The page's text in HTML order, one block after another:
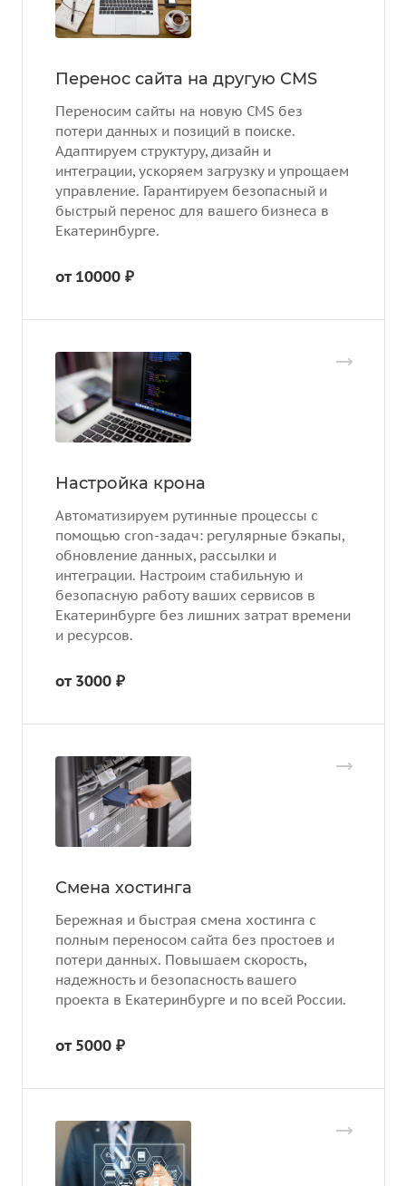
Перенос сайта на другую CMS
Переносим сайты на новую CMS без
потери данных и позиций в поиске.
Адаптируем структуру, дизайн и
интеграции, ускоряем загрузку и упрощаем
управление. Гарантируем безопасный и
быстрый перенос для вашего бизнеса в
Екатеринбурге.
от 10000 ₽
Настройка крона
Автоматизируем рутинные процессы с
помощью cron-задач: регулярные бэкапы,
обновление данных, рассылки и
интеграции. Настроим стабильную и
безопасную работу ваших сервисов в
Екатеринбурге без лишних затрат времени
и ресурсов.
от 3000 ₽
Смена хостинга
Бережная и быстрая смена хостинга с
полным переносом сайта без простоев и
потери данных. Повышаем скорость,
надежность и безопасность вашего
проекта в Екатеринбурге и по всей России.
от 5000 ₽